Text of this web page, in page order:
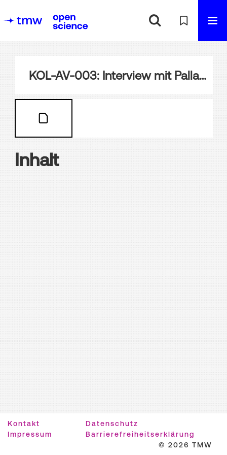
KOL-AV-003: Interview mit Pallavi Das
Inhalt
Kontakt
Datenschutz
Impressum
Barrierefreiheitserklärung
© 2026 TMW